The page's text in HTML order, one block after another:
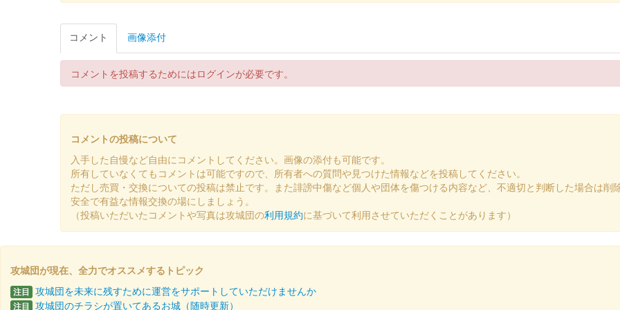
販売終了
2024年12月21、22日に開催されたお城EXPO 2024の滋賀県・近江の城のブースにて販売された御城印。文字は犬上郡多賀の書
佐和山城 御城印
2024年10月20日に開催された「出張！お城EXPO in 滋賀・びわ湖 2024」の国宝 彦根城・佐和山城ブースにて販売された御城
佐和山城 御城印 第参回大阪・お城フェス2024限定 夏2024ver.
販売終了
佐和山城 御城印 2024年にっぽん城まつりver.
コメント 画像添付
コメントを投稿するためにはログインが必要です。
コメントの投稿について
入手した自慢など自由にコメントしてください。画像の添付も可能です。
所有していなくてもコメントは可能ですので、所有者への質問や見つけた情報などを投稿してください。
ただし売買・交換についての投稿は禁止です。また誹謗中傷など個人や団体を傷つける内容など、不適切と判断した場合は削
安全で有益な情報交換の場にしましょう。
（投稿いただいたコメントや写真は攻城団の利用規約に基づいて利用させていただくことがあります）
攻城団が現在、全力でオススメするトピック
注目 攻城団を未来に残すために運営をサポートしていただけませんか
注目 攻城団のチラシが置いてあるお城（随時更新）